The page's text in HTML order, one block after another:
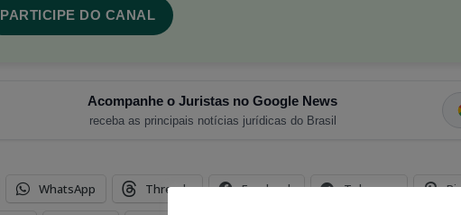
PARTICIPE DO CANAL
Acompanhe o Juristas no Google News
receba as principais notícias jurídicas do Brasil
WhatsApp Threads Facebook Telegram